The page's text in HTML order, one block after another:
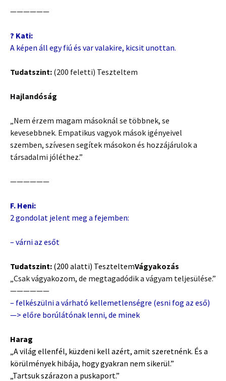
——————
? Kati:
A képen áll egy fiú és var valakire, kicsit unottan.
Tudatszint: (200 feletti) Teszteltem
Hajlandóság
„Nem érzem magam másoknál se többnek, se
kevesebbnek. Empatikus vagyok mások igényeivel
szemben, szívesen segítek másokon és hozzájárulok a
társadalmi jóléthez.”
——————
F. Heni:
2 gondolat jelent meg a fejemben:
– várni az esőt
Tudatszint: (200 alatti) TeszteltemVágyakozás
„Csak vágyakozom, de megtagadódik a vágyam teljesülése.”
——————
– felkészülni a várható kellemetlenségre (esni fog az eső)
—> előre borúlátónak lenni, de minek
Harag
„A világ ellenfél, küzdeni kell azért, amit szeretnénk. És a
körülmények hibája, hogy gyakran nem sikerül.”
„Tartsuk szárazon a puskaport.”